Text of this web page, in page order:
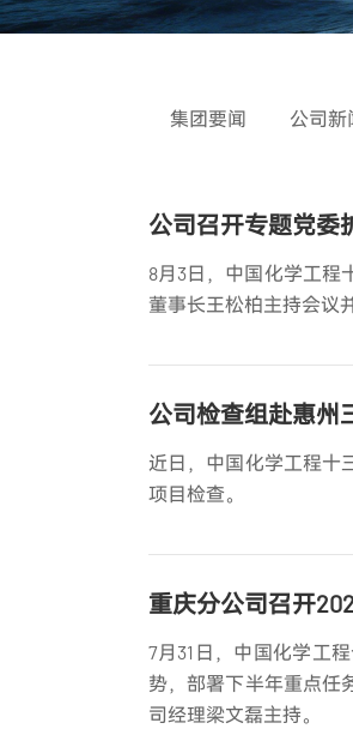
集团要闻 公司新
公司召开专题党委
8月3日，中国化学工程
董事长王松柏主持会议
公司检查组赴惠州
近日，中国化学工程十
项目检查。
重庆分公司召开
7月31日，中国化学工
势，部署下半年重点任
司经理梁文磊主持。